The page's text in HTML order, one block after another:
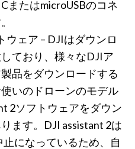
またはmicroUSBのコネ
ウェア – DJIはダウンロ
ており、様々なDJIア
品をダウンロードする
いのドローンのモデル
2ソフトウェアをダウン
ます。DJI assistant 2は
になっているため、自